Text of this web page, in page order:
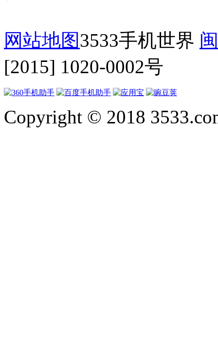
网站地图3533手机世界
[2015] 1020-0002号
Copyright © 2018